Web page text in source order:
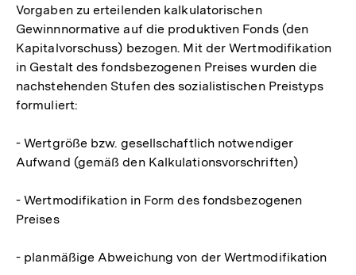
Vorgaben zu erteilenden kalkulatorischen
Gewinnnormative auf die produktiven Fonds (den
Kapitalvorschuss) bezogen. Mit der Wertmodifikation
in Gestalt des fondsbezogenen Preises wurden die
nachstehenden Stufen des sozialistischen Preistyps
formuliert:
- Wertgröße bzw. gesellschaftlich notwendiger
Aufwand (gemäß den Kalkulationsvorschriften)
- Wertmodifikation in Form des fondsbezogenen
Preises
- planmäßige Abweichung von der Wertmodifikation